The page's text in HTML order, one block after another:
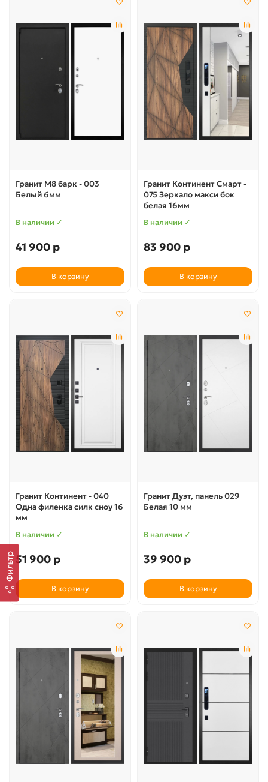
Фильтр
Гранит М8 барк - 003
Белый 6мм
В наличии ✓
41 900 р
В корзину
Гранит Континент Смарт -
075 Зеркало макси бок
белая 16мм
В наличии ✓
83 900 р
В корзину
Гранит Континент - 040
Одна филенка силк сноу 16
мм
В наличии ✓
51 900 р
В корзину
Гранит Дуэт, панель 029
Белая 10 мм
В наличии ✓
39 900 р
В корзину